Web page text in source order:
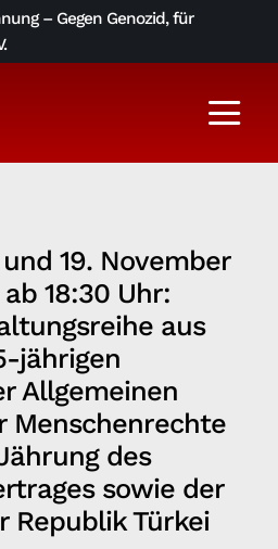
– Gegen Genozid, für
Über uns
Archiv
und Links
Kontakt
und 19. November
18:30 Uhr:
aus
jährigen
Allgemeinen
Menschenrechte
des
sowie der
Republik Türkei